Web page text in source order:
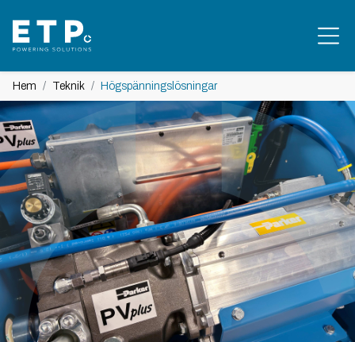
Hem Teknik Högspänningslösningar